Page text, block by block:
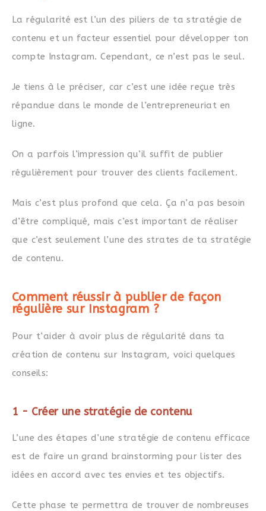
La régularité est l’un des piliers de ta stratégie de
contenu et un facteur essentiel pour développer ton
compte Instagram. Cependant, ce n’est pas le seul.
Je tiens à le préciser, car c’est une idée reçue très
répandue dans le monde de l’entrepreneuriat en
ligne.
On a parfois l’impression qu’il suffit de publier
régulièrement pour trouver des clients facilement.
Mais c’est plus profond que cela. Ça n’a pas besoin
d’être compliqué, mais c’est important de réaliser
que c’est seulement l’une des strates de ta stratégie
de contenu.
Comment réussir à publier de façon
régulière sur Instagram ?
Pour t’aider à avoir plus de régularité dans ta
création de contenu sur Instagram, voici quelques
conseils:
1 - Créer une stratégie de contenu
L’une des étapes d’une stratégie de contenu efficace
est de faire un grand brainstorming pour lister des
idées en accord avec tes envies et tes objectifs.
Cette phase te permettra de trouver de nombreuses